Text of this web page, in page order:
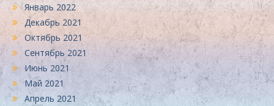
Январь 2022
Декабрь 2021
Октябрь 2021
Сентябрь 2021
Июнь 2021
Май 2021
Апрель 2021